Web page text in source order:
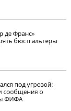
де Франс»
бюстгальтеры
под угрозой:
сообщения о
ФИФА